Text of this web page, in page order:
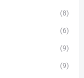
(8)
(6)
(9)
(9)